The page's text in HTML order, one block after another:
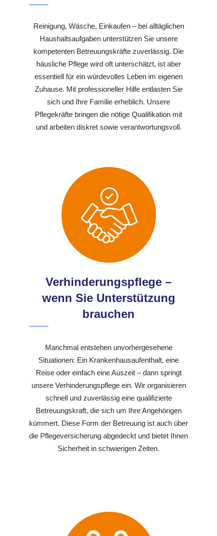
Reinigung, Wäsche, Einkaufen – bei alltäglichen
Haushaltsaufgaben unterstützen Sie unsere
kompetenten Betreuungskräfte zuverlässig. Die
häusliche Pflege wird oft unterschätzt, ist aber
essentiell für ein würdevolles Leben im eigenen
Zuhause. Mit professioneller Hilfe entlasten Sie
sich und Ihre Familie erheblich. Unsere
Pflegekräfte bringen die nötige Qualifikation mit
und arbeiten diskret sowie verantwortungsvoll.
Verhinderungspflege –
wenn Sie Unterstützung
brauchen
Manchmal entstehen unvorhergesehene
Situationen: Ein Krankenhausaufenthalt, eine
Reise oder einfach eine Auszeit – dann springt
unsere Verhinderungspflege ein. Wir organisieren
schnell und zuverlässig eine qualifizierte
Betreuungskraft, die sich um Ihre Angehörigen
kümmert. Diese Form der Betreuung ist auch über
die Pflegeversicherung abgedeckt und bietet Ihnen
Sicherheit in schwierigen Zeiten.